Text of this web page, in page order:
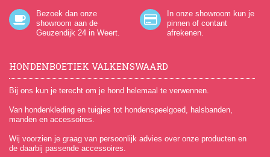
Bezoek dan onze
showroom aan de
Geuzendijk 24 in Weert.
In onze showroom kun je
pinnen of contant
afrekenen.
HONDENBOETIEK VALKENSWAARD
Bij ons kun je terecht om je hond helemaal te verwennen.
Van hondenkleding en tuigjes tot hondenspeelgoed, halsbanden,
manden en accessoires.
Wij voorzien je graag van persoonlijk advies over onze producten en
de daarbij passende accessoires.